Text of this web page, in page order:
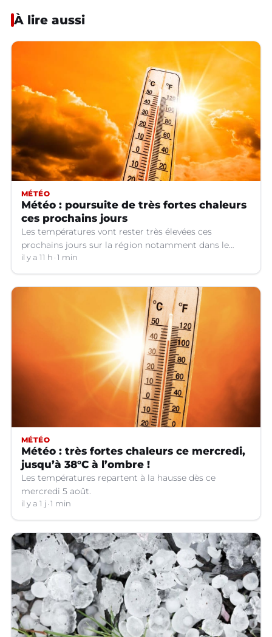
À lire aussi
MÉTÉO
Météo : poursuite de très fortes chaleurs
ces prochains jours
Les températures vont rester très élevées ces
prochains jours sur la région notamment dans le
Languedoc.
il y a 11 h 1 min
MÉTÉO
Météo : très fortes chaleurs ce mercredi,
jusqu’à 38°C à l’ombre !
Les températures repartent à la hausse dès ce
mercredi 5 août.
il y a 1 j 1 min